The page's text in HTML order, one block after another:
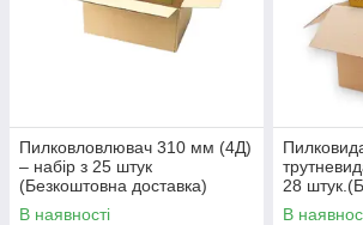
Пилковловлювач 310 мм (4Д)
– набір з 25 штук
(Безкоштовна доставка)
В наявності
28
доставка)
В